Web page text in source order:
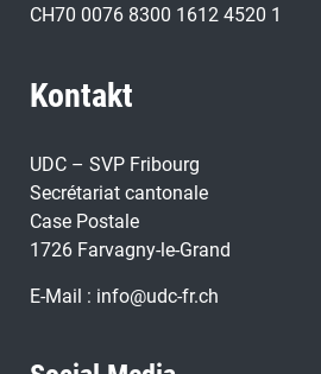
CH70 0076 8300 1612 4520 1
Kontakt
UDC – SVP Fribourg
Secrétariat cantonale
Case Postale
1726 Farvagny-le-Grand
E-Mail : info@udc-fr.ch